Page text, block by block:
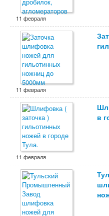
11 февраля
11 февраля
в
11 февраля